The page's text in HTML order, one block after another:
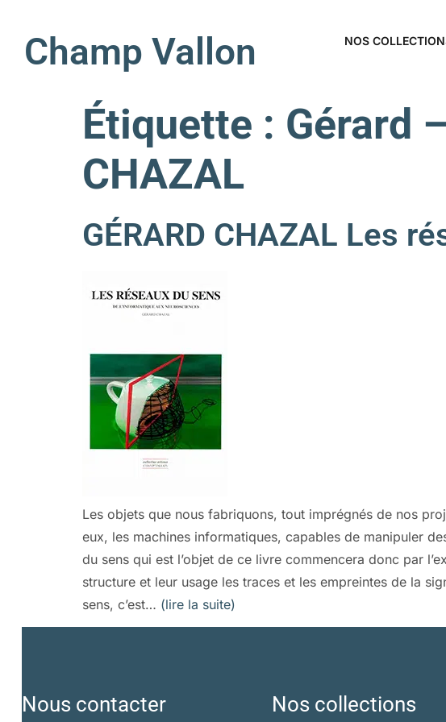
Champ Vallon NOS
Étiquette : Gérard
CHAZAL
GÉRARD CHAZAL Les
Les objets que nous fabriquons, tout imprégnés de nos
eux, les machines informatiques, capables de manipuler
du sens qui est l’objet de ce livre commencera donc par
structure et leur usage les traces et les empreintes de la
sens, c’est… (lire la suite)
Nous contacter Nos collections